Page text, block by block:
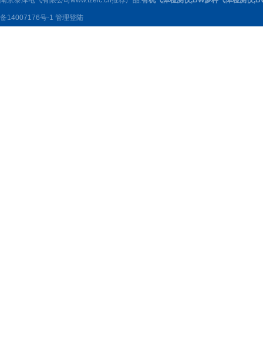
备14007176号-1 管理登陆